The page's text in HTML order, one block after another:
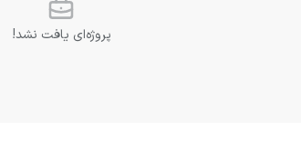
پروژه‌ای یافت نشد!